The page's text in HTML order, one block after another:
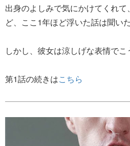
出身のよしみで気にかけてくれ
ど、ここ1年ほど浮いた話は聞い
しかし、彼女は涼しげな表情でこ
第1話の続きはこちら